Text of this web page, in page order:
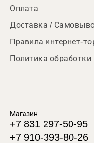
Оплата
Доставка /
Правила интернет-
Политика
Магазин
+7 831 297-50-95
+7 910-393-80-26